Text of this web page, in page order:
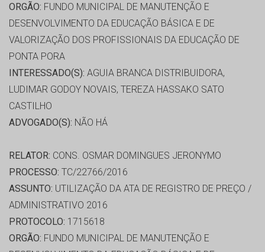
ORGÃO: FUNDO MUNICIPAL DE MANUTENÇÃO E
DESENVOLVIMENTO DA EDUCAÇÃO BÁSICA E DE
VALORIZAÇÃO DOS PROFISSIONAIS DA EDUCAÇÃO DE
PONTA PORA
INTERESSADO(S): AGUIA BRANCA DISTRIBUIDORA,
LUDIMAR GODOY NOVAIS, TEREZA HASSAKO SATO
CASTILHO
ADVOGADO(S): NÃO HÁ
RELATOR: CONS. OSMAR DOMINGUES JERONYMO
PROCESSO: TC/22766/2016
ASSUNTO: UTILIZAÇÃO DA ATA DE REGISTRO DE PREÇO /
ADMINISTRATIVO 2016
PROTOCOLO: 1715618
ORGÃO: FUNDO MUNICIPAL DE MANUTENÇÃO E